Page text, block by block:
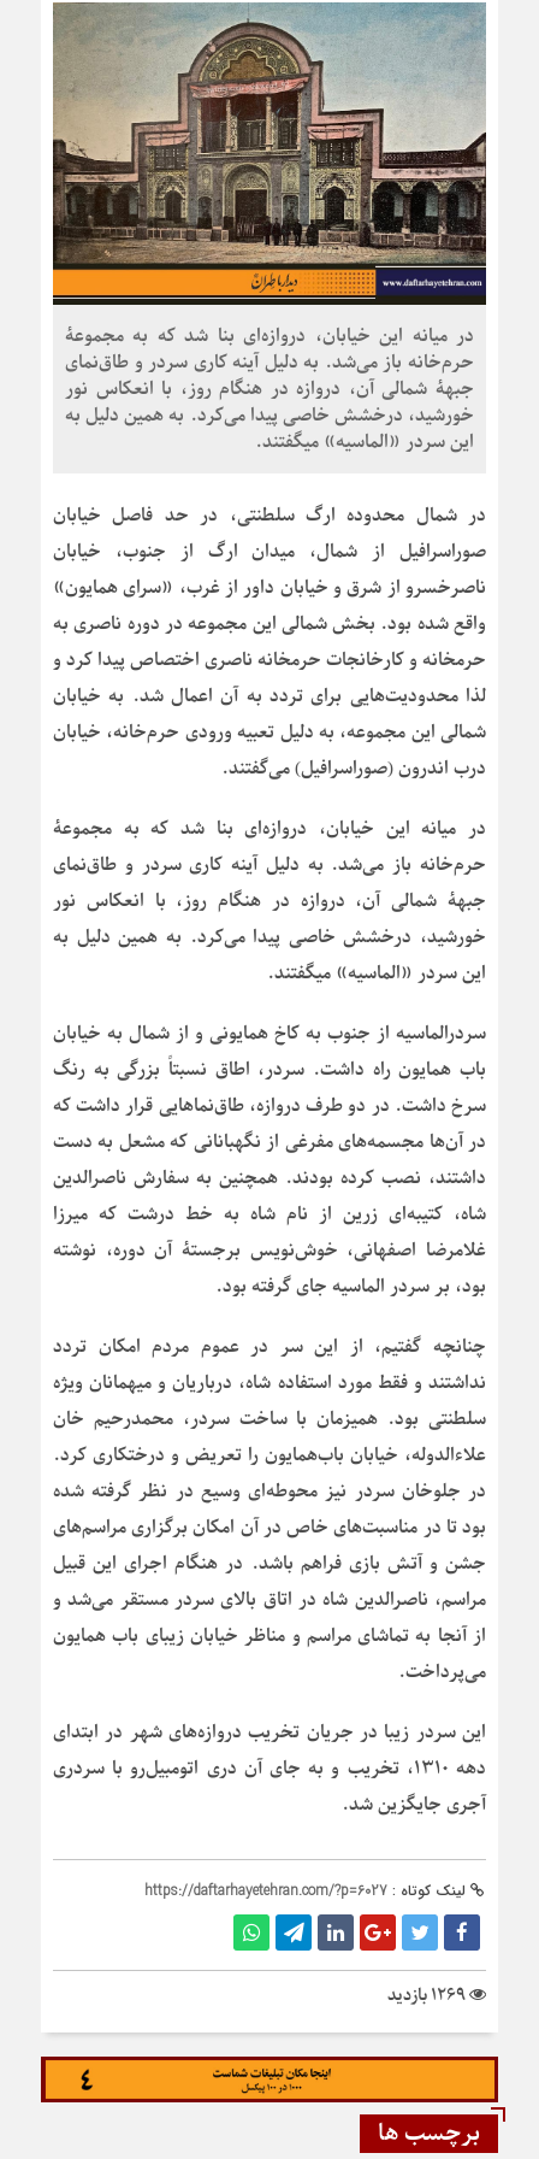
در میانه این خیابان، دروازه‌ای بنا شد که به مجموعۀ
حرم‌خانه باز می‌شد. به دلیل آینه کاری سردر و طاق‌نمای
جبهۀ شمالی آن، دروازه در هنگام روز، با انعکاس نور
خورشید، درخشش خاصی پیدا می‌کرد. به همین دلیل به
این سردر «الماسیه» میگفتند.
در شمال محدوده ارگ سلطنتی، در حد فاصل خیابان
صوراسرافیل از شمال، میدان ارگ از جنوب، خیابان
ناصرخسرو از شرق و خیابان داور از غرب، «سرای همایون»
واقع شده بود. بخش شمالی این مجموعه در دوره ناصری به
حرمخانه و کارخانجات حرمخانه ناصری اختصاص پیدا کرد و
لذا محدودیت‌هایی برای تردد به آن اعمال شد. به خیابان
شمالی این مجموعه، به دلیل تعبیه ورودی حرم‌خانه، خیابان
درب اندرون (صوراسرافیل) می‌گفتند.
در میانه این خیابان، دروازه‌ای بنا شد که به مجموعۀ
حرم‌خانه باز می‌شد. به دلیل آینه کاری سردر و طاق‌نمای
جبهۀ شمالی آن، دروازه در هنگام روز، با انعکاس نور
خورشید، درخشش خاصی پیدا می‌کرد. به همین دلیل به
این سردر «الماسیه» میگفتند.
سردرالماسیه از جنوب به کاخ همایونی و از شمال به خیابان
باب همایون راه داشت. سردر، اطاق نسبتاً بزرگی به رنگ
سرخ داشت. در دو طرف دروازه، طاق‌نماهایی قرار داشت که
در آن‌ها مجسمه‌های مفرغی از نگهبانانی که مشعل به دست
داشتند، نصب کرده بودند. همچنین به سفارش ناصرالدین
شاه، کتیبه‌ای زرین از نام شاه به خط درشت که میرزا
غلامرضا اصفهانی، خوش‌نویس برجستۀ آن دوره، نوشته
بود، بر سردر الماسیه جای گرفته بود.
چنانچه گفتیم، از این سر در عموم مردم امکان تردد
نداشتند و فقط مورد استفاده شاه، درباریان و میهمانان ویژه
سلطنتی بود. همیزمان با ساخت سردر، محمدرحیم خان
علاءالدوله، خیابان باب‌همایون را تعریض و درختکاری کرد.
در جلوخان سردر نیز محوطه‌ای وسیع در نظر گرفته شده
بود تا در مناسبت‌های خاص در آن امکان برگزاری مراسم‌های
جشن و آتش بازی فراهم باشد. در هنگام اجرای این قبیل
مراسم، ناصرالدین شاه در اتاق بالای سردر مستقر می‌شد و
از آنجا به تماشای مراسم و مناظر خیابان زیبای باب همایون
می‌پرداخت.
این سردر زیبا در جریان تخریب دروازه‌های شهر در ابتدای
دهه ۱۳۱۰، تخریب و به جای آن دری اتومبیل‌رو با سردری
آجری جایگزین شد.
لینک کوتاه : https://daftarhayetehran.com/?p=6027
برچسب ها